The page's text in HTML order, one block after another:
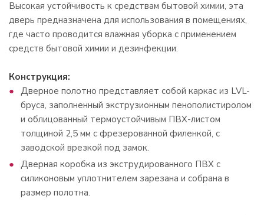
Высокая устойчивость к средствам бытовой химии, эта
дверь предназначена для использования в помещениях,
где часто проводится влажная уборка с применением
средств бытовой химии и дезинфекции.
Конструкция:
Дверное полотно представляет cобой каркас из LVL-
бруса, заполненный экструзионным пенополистиролом
и облицованный термоустойчивым ПВХ-листом
толщиной 2,5 мм с фрезерованной филенкой, с
заводской врезкой под замок.
Дверная коробка из экструдированного ПВХ с
силиконовым уплотнителем зарезана и собрана в
размер полотна.